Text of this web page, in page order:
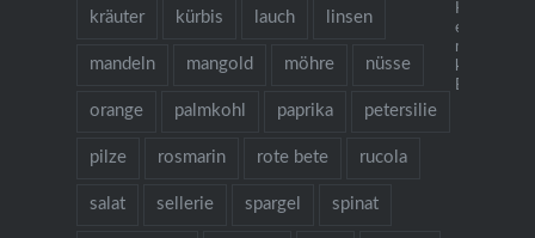
kräuter kürbis lauch linsen
mandeln mangold möhre nüsse
orange palmkohl paprika petersilie
pilze rosmarin rote bete rucola
salat sellerie spargel spinat
Kochbuch
es gibt
mehr als
köstlichen
Bestellung